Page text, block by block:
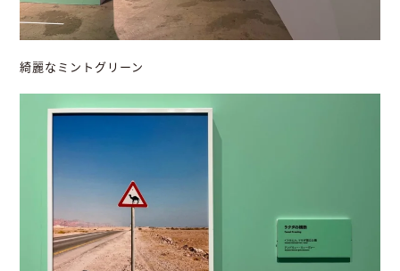
綺麗なミントグリーン